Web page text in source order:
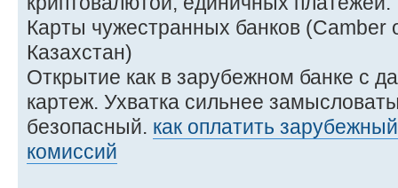
Карты чужестранных банков
Казахстан)
Открытие как в зарубежном банке с
картеж. Ухватка сильнее
безопасный. как оплатить
комиссий